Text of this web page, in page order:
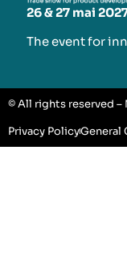
26 & 27 mai
The event for
© All rights reserved –
Privacy PolicyGeneral